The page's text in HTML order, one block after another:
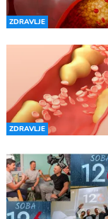
ZDRAVLJE
ZDRAVLJE